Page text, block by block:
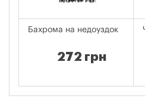
Бахрома на недоуздок
272 грн